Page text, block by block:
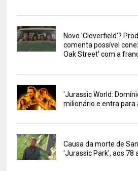
Novo 'Cloverfield'?
comenta possível
Oak Street' com a
'Jurassic World:
milionário e entra para
Causa da morte de
'Jurassic Park', aos 78